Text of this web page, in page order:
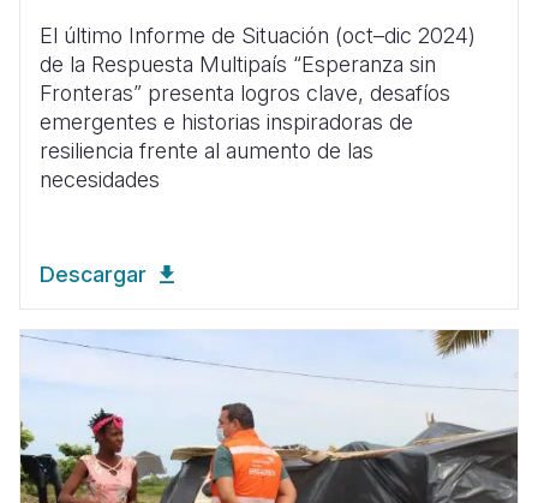
El último Informe de Situación (oct–dic 2024)
de la Respuesta Multipaís “Esperanza sin
Fronteras” presenta logros clave, desafíos
emergentes e historias inspiradoras de
resiliencia frente al aumento de las
necesidades
Descargar